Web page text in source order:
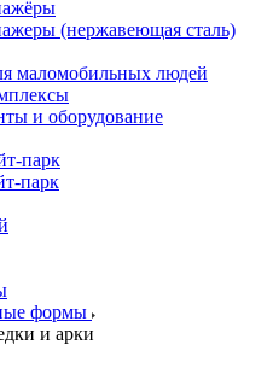
(нержавеющая сталь)
маломобильных людей
и оборудование
парк
парк
формы
и арки